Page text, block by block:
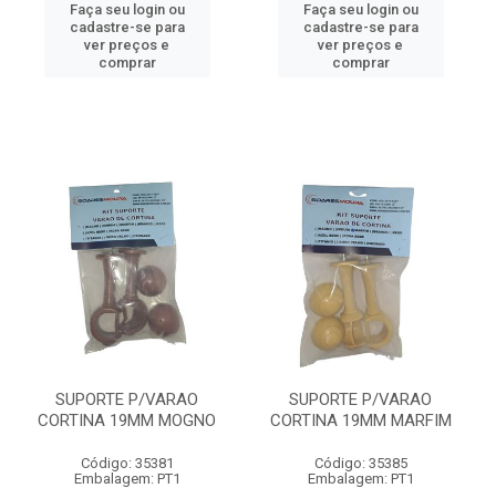
Faça seu login ou
cadastre-se para
ver preços e
comprar
Faça seu login ou
cadastre-se para
ver preços e
comprar
SUPORTE P/VARAO
CORTINA 19MM MOGNO
Código: 35381
Embalagem: PT1
SUPORTE P/VARAO
CORTINA 19MM MARFIM
Código: 35385
Embalagem: PT1